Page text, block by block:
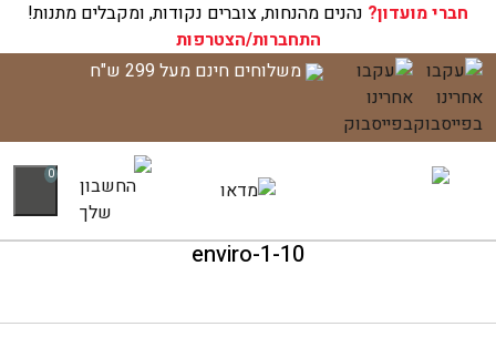
חברי מועדון? נהנים מהנחות, צוברים נקודות, ומקבלים מתנות!
התחברות/הצטרפות
דלג
לתוכן
משלוחים חינם מעל 299 ש"ח
0
עגלת הקניות שלך ריקה כעת!
10-enviro-1